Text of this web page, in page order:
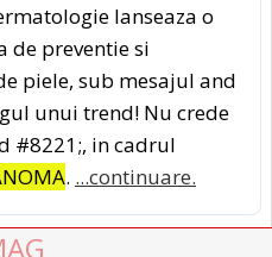
lanseaza o
de preventie si
piele, sub mesajul and
unui trend! Nu crede
#8221;, in cadrul
. ...continuare.